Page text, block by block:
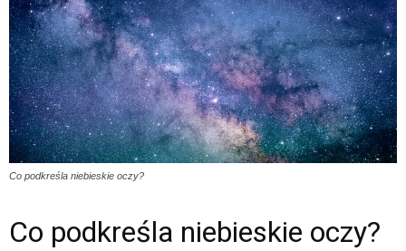
Co podkreśla niebieskie oczy?
Co podkreśla niebieskie oczy?